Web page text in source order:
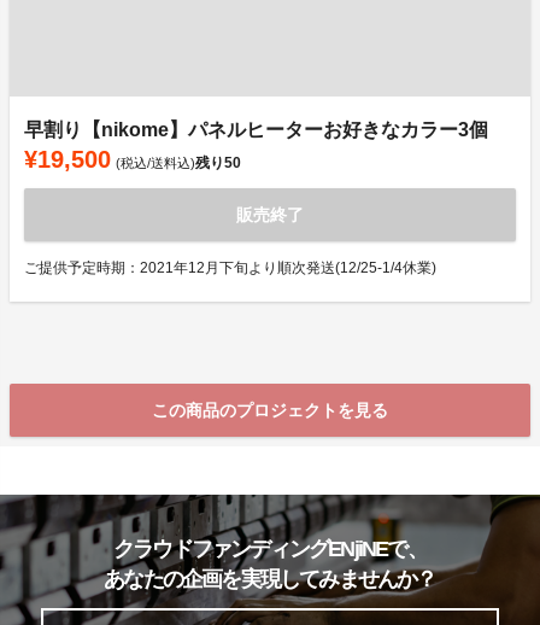
早割り【nikome】パネルヒーターお好きなカラー3個
¥19,500 (税込/送料込)残り50
販売終了
ご提供予定時期：2021年12月下旬より順次発送(12/25-1/4休業)
この商品のプロジェクトを見る
クラウドファンディングENjiNEで、
あなたの企画を実現してみませんか？